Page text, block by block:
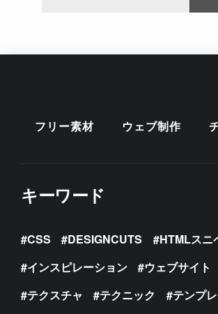
フリー素材 ウェブ制作
キーワード
CSS DESIGNCUTS HTMLスニ
インスピレーション
ウェブサイト
テクスチャ
テクニック テンプ